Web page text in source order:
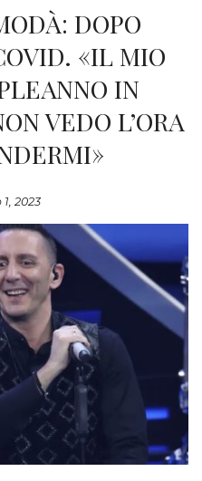
DOPO
«IL MIO
IN
VEDO L’ORA
2023